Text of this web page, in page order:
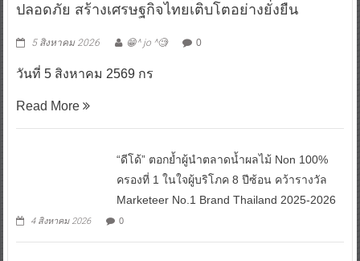
ปลอดภัย สร้างเศรษฐกิจไทยเติบโตอย่างยั่งยืน
5 สิงหาคม 2026 😁^ jo ^🧐 0
วันที่ 5 สิงหาคม 2569 กร
Read More
“ดีโด้” ตอกย้ำผู้นำตลาดน้ำผลไม้ Non 100%
ครองที่ 1 ในใจผู้บริโภค 8 ปีซ้อน คว้ารางวัล
Marketeer No.1 Brand Thailand 2025-2026
4 สิงหาคม 2026 0